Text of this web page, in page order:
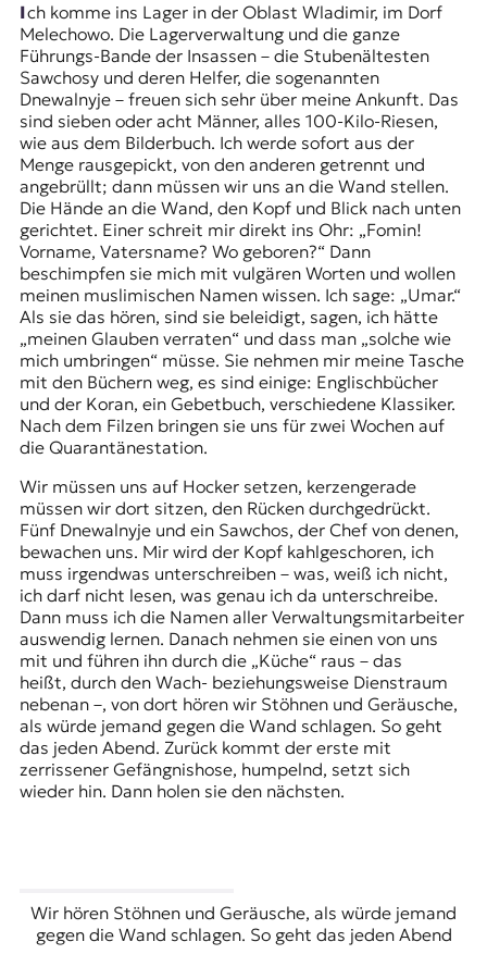
o
m
p
e
t
e
n
z
z
u
O
s
t
e
u
r
o
p
a
Ich komme ins Lager in der Oblast Wladimir, im Dorf
Melechowo. Die Lagerverwaltung und die ganze
Führungs-Bande der Insassen – die Stubenältesten
Sawchosyund deren Helfer, die sogenannten
Dnewalnyje– freuen sich sehr über meine Ankunft. Das
sind sieben oder acht Männer, alles 100-Kilo-Riesen,
wie aus dem Bilderbuch. Ich werde sofort aus der
Menge rausgepickt, von den anderen getrennt und
angebrüllt; dann müssen wir uns an die Wand stellen.
Die Hände an die Wand, den Kopf und Blick nach unten
gerichtet. Einer schreit mir direkt ins Ohr: „Fomin!
Vorname, Vatersname? Wo geboren?“ Dann
beschimpfen sie mich mit vulgären Worten und wollen
meinen muslimischen Namen wissen. Ich sage: „Umar.“
Als sie das hören, sind sie beleidigt, sagen, ich hätte
„meinen Glauben verraten“ und dass man „solche wie
mich umbringen“ müsse. Sie nehmen mir meine Tasche
mit den Büchern weg, es sind einige: Englischbücher
und der Koran, ein Gebetbuch, verschiedene Klassiker.
Nach dem Filzen bringen sie uns für zwei Wochen auf
die Quarantänestation.
Wir müssen uns auf Hocker setzen, kerzengerade
müssen wir dort sitzen, den Rücken durchgedrückt.
Fünf Dnewalnyje und ein Sawchos, der Chef von denen,
bewachen uns. Mir wird der Kopf kahlgeschoren, ich
muss irgendwas unterschreiben – was, weiß ich nicht,
ich darf nicht lesen, was genau ich da unterschreibe.
Dann muss ich die Namen aller Verwaltungsmitarbeiter
auswendig lernen. Danach nehmen sie einen von uns
mit und führen ihn durch die „Küche“ raus – das
heißt, durch den Wach- beziehungsweise Dienstraum
nebenan –, von dort hören wir Stöhnen und Geräusche,
als würde jemand gegen die Wand schlagen. So geht
das jeden Abend. Zurück kommt der erste mit
zerrissener Gefängnishose, humpelnd, setzt sich
wieder hin. Dann holen sie den nächsten.
Wir hören Stöhnen und Geräusche, als würde jemand
gegen die Wand schlagen. So geht das jeden Abend